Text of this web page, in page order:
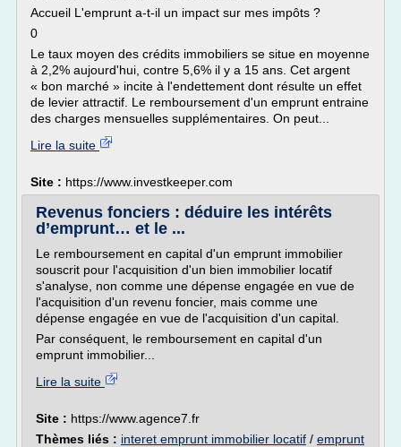
Accueil L'emprunt a-t-il un impact sur mes impôts ?
0
Le taux moyen des crédits immobiliers se situe en moyenne
à 2,2% aujourd'hui, contre 5,6% il y a 15 ans. Cet argent
« bon marché » incite à l'endettement dont résulte un effet
de levier attractif. Le remboursement d'un emprunt entraine
des charges mensuelles supplémentaires. On peut...
Lire la suite
Site : https://www.investkeeper.com
Revenus fonciers : déduire les intérêts
d’emprunt… et le ...
Le remboursement en capital d'un emprunt immobilier
souscrit pour l'acquisition d'un bien immobilier locatif
s'analyse, non comme une dépense engagée en vue de
l'acquisition d'un revenu foncier, mais comme une
dépense engagée en vue de l'acquisition d'un capital.
Par conséquent, le remboursement en capital d'un
emprunt immobilier...
Lire la suite
Site : https://www.agence7.fr
Thèmes liés : interet emprunt immobilier locatif / emprunt